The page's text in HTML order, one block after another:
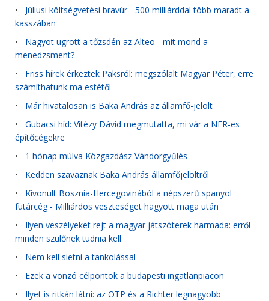
• Júliusi költségvetési bravúr - 500 milliárddal több maradt a
kasszában
• Nagyot ugrott a tőzsdén az Alteo - mit mond a
menedzsment?
• Friss hírek érkeztek Paksról: megszólalt Magyar Péter, erre
számíthatunk ma estétől
• Már hivatalosan is Baka András az államfő-jelölt
• Gubacsi híd: Vitézy Dávid megmutatta, mi vár a NER-es
építőcégekre
• 1 hónap múlva Közgazdász Vándorgyűlés
• Kedden szavaznak Baka András államfőjelöltről
• Kivonult Bosznia-Hercegovinából a népszerű spanyol
futárcég - Milliárdos veszteséget hagyott maga után
• Ilyen veszélyeket rejt a magyar játszóterek harmada: erről
minden szülőnek tudnia kell
• Nem kell sietni a tankolással
• Ezek a vonzó célpontok a budapesti ingatlanpiacon
• Ilyet is ritkán látni: az OTP és a Richter legnagyobb